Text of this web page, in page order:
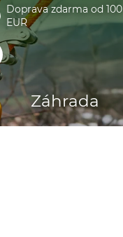
Doprava zdarma od 100
EUR
Záhrada